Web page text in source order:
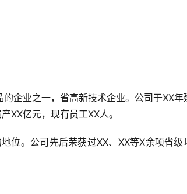
XX亿元，现有员工XX人。